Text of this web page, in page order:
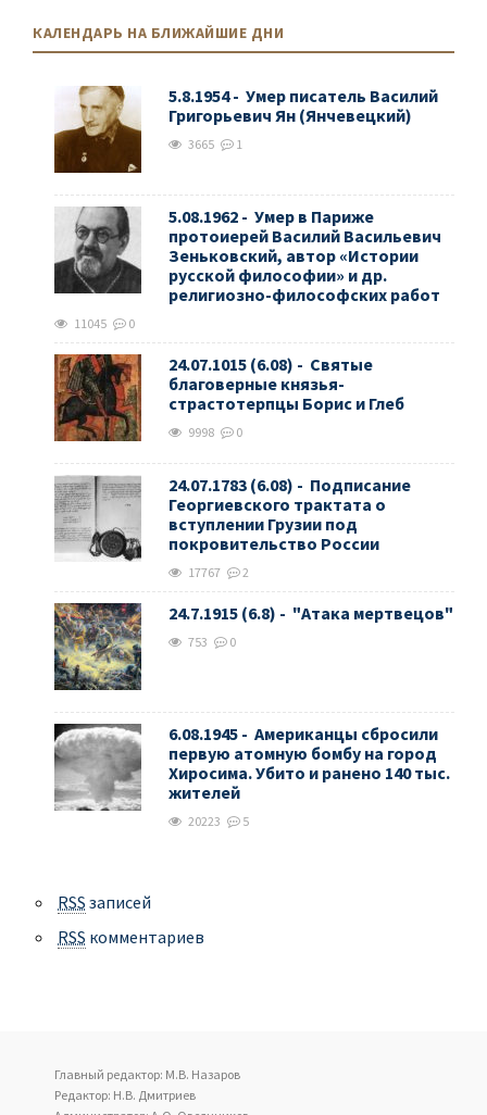
КАЛЕНДАРЬ НА БЛИЖАЙШИЕ ДНИ
5.8.1954 - Умер писатель Василий
Григорьевич Ян (Янчевецкий)
3665 1
5.08.1962 - Умер в Париже
протоиерей Василий Васильевич
Зеньковский, автор «Истории
русской философии» и др.
религиозно-философских работ
11045 0
24.07.1015 (6.08) - Святые
благоверные князья-
страстотерпцы Борис и Глеб
9998 0
24.07.1783 (6.08) - Подписание
Георгиевского трактата о
вступлении Грузии под
покровительство России
17767 2
24.7.1915 (6.8) - "Атака мертвецов"
753 0
6.08.1945 - Американцы сбросили
первую атомную бомбу на город
Хиросима. Убито и ранено 140 тыс.
жителей
20223 5
RSS записей
RSS комментариев
Главный редактор: М.В. Назаров
Редактор: Н.В. Дмитриев